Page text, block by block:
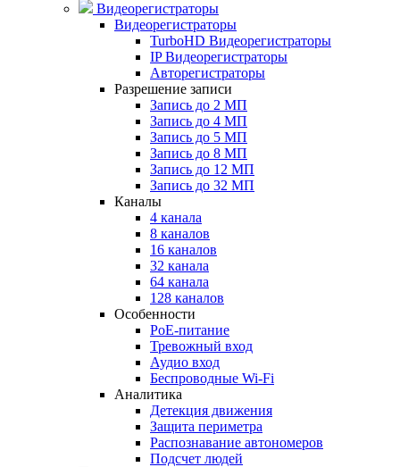
Видеорегистраторы
Видеорегистраторы
TurboHD Видеорегистраторы
IP Видеорегистраторы
Авторегистраторы
Разрешение записи
Запись до 2 МП
Запись до 4 МП
Запись до 5 МП
Запись до 8 МП
Запись до 12 МП
Запись до 32 МП
Каналы
4 канала
8 каналов
16 каналов
32 канала
64 канала
128 каналов
Особенности
PoE-питание
Тревожный вход
Аудио вход
Беспроводные Wi-Fi
Аналитика
Детекция движения
Защита периметра
Распознавание автономеров
Подсчет людей